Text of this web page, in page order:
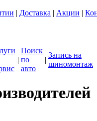
| Доставка | Акции |
|
Поиск
по
авто
|
Запись на
шиномонтаж